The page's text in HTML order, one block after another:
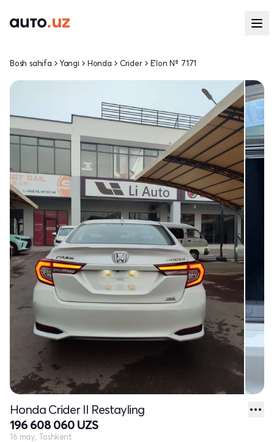
Bosh sahifa Yangi Honda Crider E'lon № 7171
Honda Crider II Restayling
196 608 060 UZS
16 may, Toshkent